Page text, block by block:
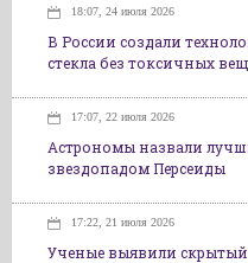
18:07, 24 июля 2026
В России создали
стекла без токсичных
17:07, 22 июля 2026
Астрономы назвали
звездопадом Персеиды
17:22, 21 июля 2026
Ученые выявили